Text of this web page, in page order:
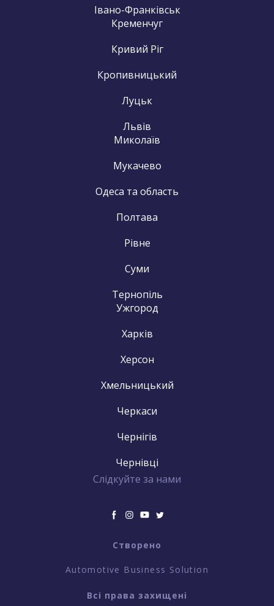
Івано-Франківськ
Кременчуг
Кривий Ріг
Кропивницький
Луцьк
Львів
Миколаїв
Мукачево
Одеса та область
Полтава
Рівне
Суми
Тернопіль
Ужгород
Харків
Херсон
Хмельницький
Черкаси
Чернігів
Чернівці
Слідкуйте за нами
Створено
Automotive Business Solution
Всі права захищені